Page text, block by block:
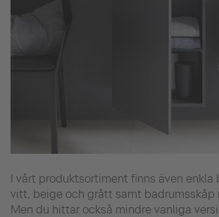
I vårt produktsortiment finns även enkla
vitt, beige och grått samt badrumsskåp
Men du hittar också mindre vanliga